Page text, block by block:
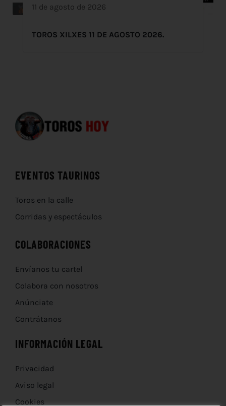
11 de agosto de 2026
TOROS XILXES 11 DE AGOSTO 2026.
EVENTOS TAURINOS
Toros en la calle
Corridas y espectáculos
COLABORACIONES
Envíanos tu cartel
Colabora con nosotros
Anúnciate
Contrátanos
INFORMACIÓN LEGAL
Privacidad
Aviso legal
Cookies